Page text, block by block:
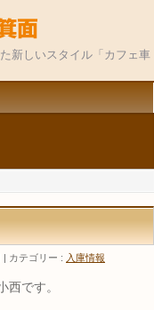
新しいスタイル「カフェ車
カテゴリー : 入庫情報
です。